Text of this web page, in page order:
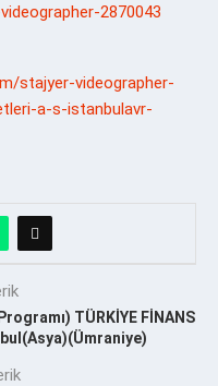
2870043
stajyer-videographer-
a-s-istanbulavr-
TÜRKİYE FİNANS